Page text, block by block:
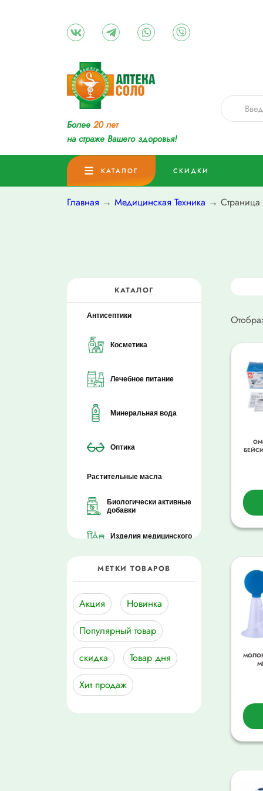
Более 20 лет
на страже Вашего здоровья!
КАТАЛОГ СКИДКИ
Главная → Медицинская Техника → Страница
КАТАЛОГ
Антисептики
Косметика
Лечебное питание
Минеральная вода
Оптика
Растительные масла
Биологически активные
добавки
Изделия медицинского
Лекарственные
Мама + малыш
Медицинская Техника
Подгузники
МЕТКИ ТОВАРОВ
Акция
Новинка
Популярный товар
скидка
Товар дня
Хит продаж